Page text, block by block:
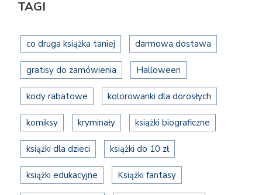
TAGI
co druga książka taniej darmowa dostawa
gratisy do zamówienia Halloween
kody rabatowe kolorowanki dla dorosłych
komiksy kryminały książki biograficzne
książki dla dzieci książki do 10 zł
książki edukacyjne Książki fantasy